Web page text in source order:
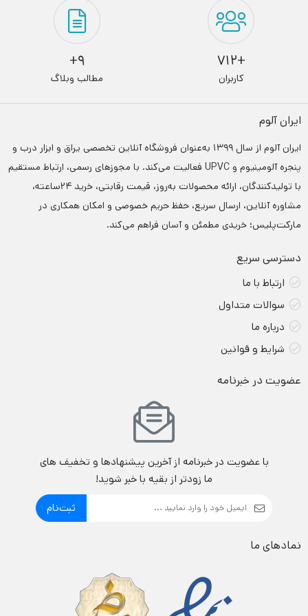
+712
کاربران
9+
مطالب وبلاگ
ایران آلوم
ایران آلوم از سال ۱۳۹۹ به‌عنوان فروشگاه آنلاین تخصصی یراق و ابزار درب‌ و
پنجره آلومینیوم و UPVC فعالیت می‌کند. با مجوزهای رسمی، ارتباط مستقیم
با تولیدکنندگان، ارائه محصولات به‌روز، قیمت رقابتی، خرید ۲۴ساعته،
مشاوره آنلاین، ارسال سریع، حفظ حریم خصوصی و امکان همکاری در
مارکت‌پلیس؛ خریدی مطمئن و آسان فراهم می‌کند.
دسترسی سریع
ارتباط با ما
سوالات متداول
درباره ما
شرایط و قوانین
عضویت در خبرنامه
با عضویت در خبرنامه از آخرین پیشنهادها و تخفیف های
ما زودتر از بقیه با خبر شوید!
ثبت‌نام
نمادهای ما